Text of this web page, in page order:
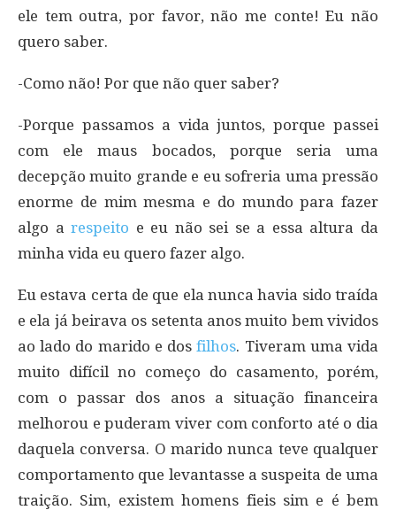
ele tem outra, por favor, não me conte! Eu não
quero saber.
-Como não! Por que não quer saber?
-Porque passamos a vida juntos, porque passei
com ele maus bocados, porque seria uma
decepção muito grande e eu sofreria uma pressão
enorme de mim mesma e do mundo para fazer
algo arespeito e eu não sei se a essa altura da
minha vida eu quero fazer algo.
Eu estava certa de que ela nunca havia sido traída
e ela já beirava os setenta anos muito bem vividos
ao lado do marido e dosfilhos. Tiveram uma vida
muito difícil no começo do casamento, porém,
com o passar dos anos a situação financeira
melhorou e puderam viver com conforto até o dia
daquela conversa. O marido nunca teve qualquer
comportamento que levantasse a suspeita de uma
traição. Sim, existem homens fieis sim e é bem